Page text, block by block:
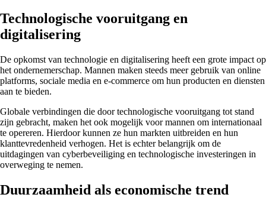
Technologische vooruitgang en
digitalisering
De opkomst van technologie en digitalisering heeft een grote impact op
het ondernemerschap. Mannen maken steeds meer gebruik van online
platforms, sociale media en e-commerce om hun producten en diensten
aan te bieden.
Globale verbindingen die door technologische vooruitgang tot stand
zijn gebracht, maken het ook mogelijk voor mannen om internationaal
te opereren. Hierdoor kunnen ze hun markten uitbreiden en hun
klanttevredenheid verhogen. Het is echter belangrijk om de
uitdagingen van cyberbeveiliging en technologische investeringen in
overweging te nemen.
Duurzaamheid als economische trend